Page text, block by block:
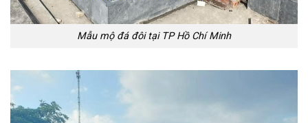
Mẫu mộ đá đôi tại TP Hồ Chí Minh